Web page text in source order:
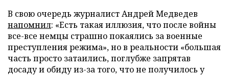
В свою очередь журналист Андрей Медведев
напомнил: «Есть такая иллюзия, что после войны
все-все немцы страшно покаялись за военные
преступления режима», но в реальности «большая
часть просто затаились, поглубже запрятав
досаду и обиду из-за того, что не получилось у